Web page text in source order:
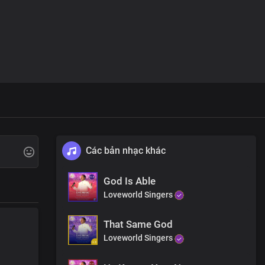
Các bản nhạc khác
God Is Able
Loveworld Singers
That Same God
Loveworld Singers